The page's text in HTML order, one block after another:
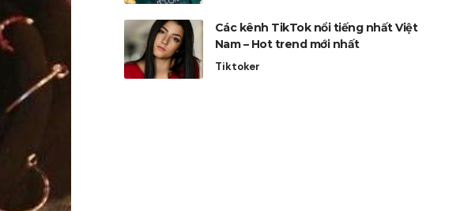
Các kênh TikTok nổi tiếng nhất Việt
Nam – Hot trend mới nhất
Tiktoker